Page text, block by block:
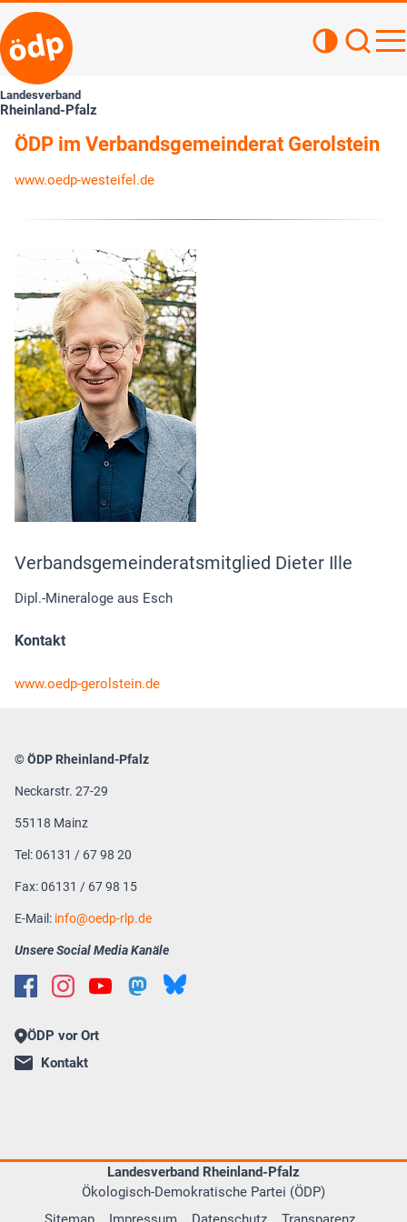
Landesverband
Rheinland-Pfalz
ÖDP im Verbandsgemeinderat Gerolstein
www.oedp-westeifel.de
Verbandsgemeinderatsmitglied Dieter Ille
Dipl.-Mineraloge aus Esch
Kontakt
www.oedp-gerolstein.de
© ÖDP Rheinland-Pfalz
Neckarstr. 27-29
55118 Mainz
Tel: 06131 / 67 98 20
Fax: 06131 / 67 98 15
E-Mail: info oedp-rlp.de
Unsere Social Media Kanäle
ÖDP vor Ort
Kontakt
Landesverband Rheinland-Pfalz
Ökologisch-Demokratische Partei (ÖDP)